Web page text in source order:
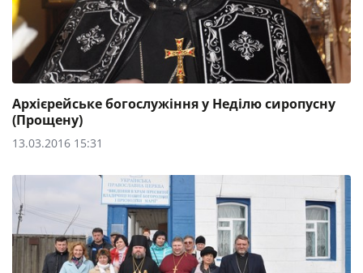
Архієрейське богослужіння у Неділю сиропусну
(Прощену)
13.03.2016 15:31